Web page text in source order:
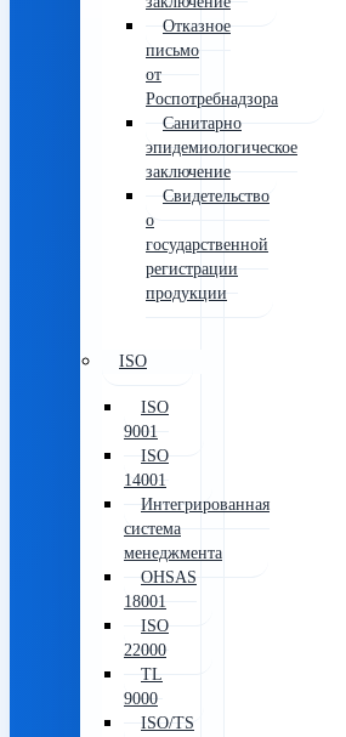
Отказное
письмо
от
Роспотребнадзора
Санитарно
эпидемиологическое
заключение
Свидетельство
о
государственной
регистрации
продукции
ISO
ISO
9001
ISO
14001
Интегрированная
система
менеджмента
OHSAS
18001
ISO
22000
TL
9000
ISO/TS